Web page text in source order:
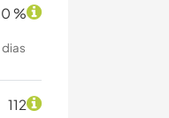
%
112